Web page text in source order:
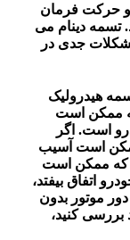
و حرکت فرمان
تسمه دینام می
جدی در
هیدرولیک
ممکن است
است. اگر
ممکن است آسیب
که ممکن است
اتفاق بیفتد،
موتور بدون
بررسی کنید،